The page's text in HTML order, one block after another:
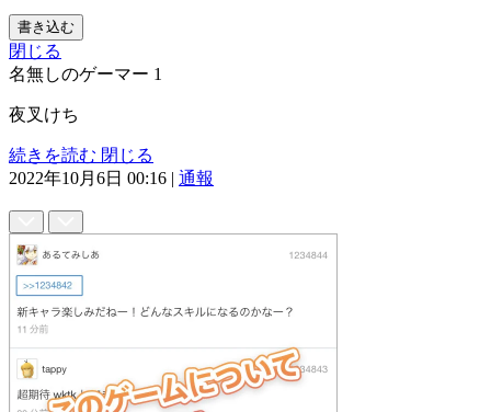
書き込む
閉じる
名無しのゲーマー 1
夜叉けち
続きを読む 閉じる
2022年10月6日 00:16
通報